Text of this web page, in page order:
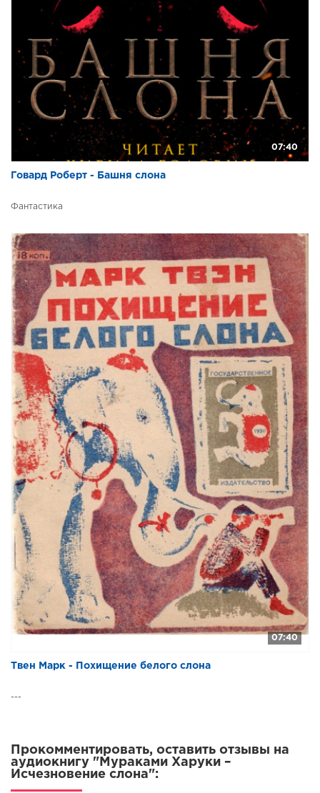
07:40
Говард Роберт - Башня слона
Фантастика
07:40
Твен Марк - Похищение белого слона
---
Прокомментировать, оставить отзывы на
аудиокнигу "Мураками Харуки –
Исчезновение слона":